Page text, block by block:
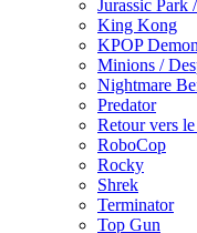
Jurassic Park
King Kong
KPOP
Minions /
Nightmare
Predator
Retour vers
RoboCop
Rocky
Shrek
Terminator
Top Gun